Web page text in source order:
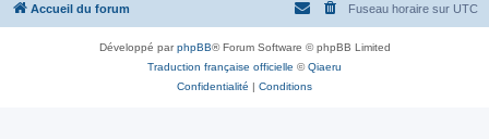
Accueil du forum Fuseau horaire sur UTC
Développé parphpBB® Forum Software © phpBB Limited
Traduction française officielle ©Qiaeru
Confidentialité | Conditions